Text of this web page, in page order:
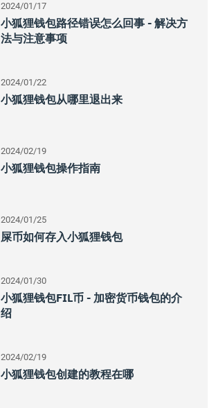
2024/01/17
小狐狸钱包路径错误怎么回事 - 解决方
法与注意事项
2024/01/22
小狐狸钱包从哪里退出来
2024/02/19
小狐狸钱包操作指南
2024/01/25
屎币如何存入小狐狸钱包
2024/01/30
小狐狸钱包FIL币 - 加密货币钱包的介
绍
2024/02/19
小狐狸钱包创建的教程在哪